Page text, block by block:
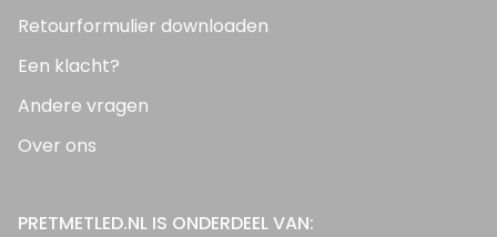
Retourformulier downloaden
Een klacht?
Andere vragen
Over ons
PRETMETLED.NL IS ONDERDEEL VAN: